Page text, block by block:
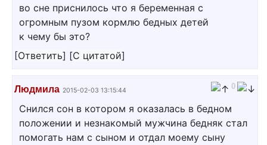
во сне приснилось что я беременная с
огромным пузом кормлю бедных детей
к чему бы это?
[Ответить] [С цитатой]
Людмила 2015-02-03 13:15:44 0
Снился сон в котором я оказалась в бедном
положении и незнакомый мужчина бедняк стал
помогать нам с сыном и отдал моему сыну